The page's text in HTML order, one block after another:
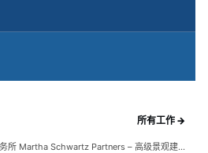
所有工作 →
（上海） 玛莎施瓦茨及合伙人事务所 Martha Schwartz Partners – 高级景观建筑师 Senior Landscape Designer / 景观建筑师 Landscape Designer